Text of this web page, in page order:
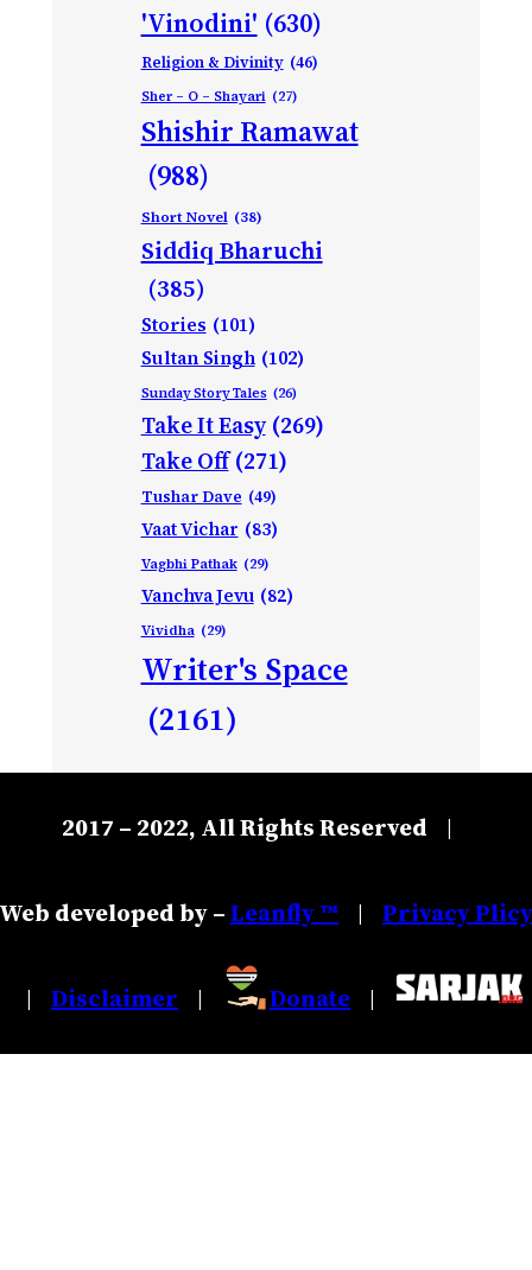
'Vinodini' (630)
Religion & Divinity (46)
Sher – O – Shayari (27)
Shishir Ramawat
(988)
Short Novel (38)
Siddiq Bharuchi
(385)
Stories (101)
Sultan Singh (102)
Sunday Story Tales (26)
Take It Easy (269)
Take Off (271)
Tushar Dave (49)
Vaat Vichar (83)
Vagbhi Pathak (29)
Vanchva Jevu (82)
Vividha (29)
Writer's Space
(2161)
2017 – 2022, All Rights Reserved |
Web developed by –Leanfly ™ | Privacy Plicy
| Disclaimer | Donate |